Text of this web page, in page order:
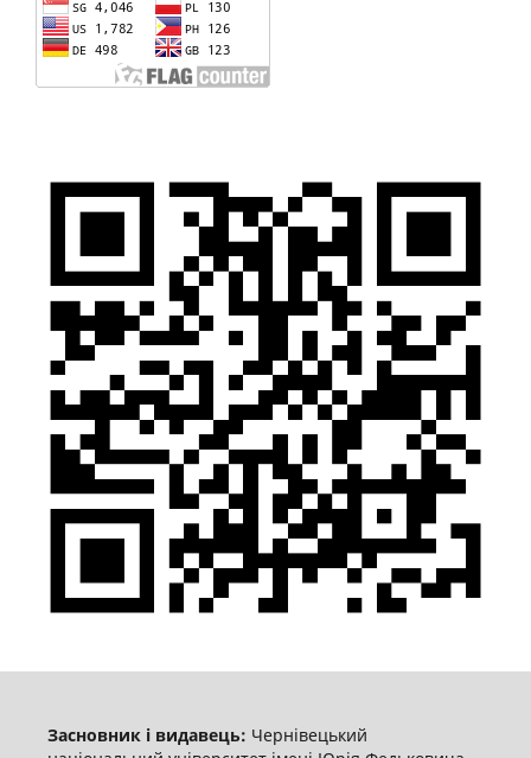
Засновник і видавець: Чернівецький